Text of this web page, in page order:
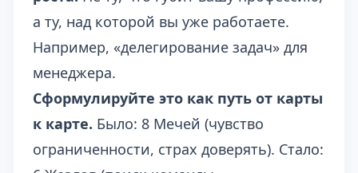
а ту, над которой вы уже работаете.
Например, «делегирование задач» для
менеджера.
Сформулируйте это как путь от карты
к карте. Было: 8 Мечей (чувство
ограниченности, страх доверять). Стало: